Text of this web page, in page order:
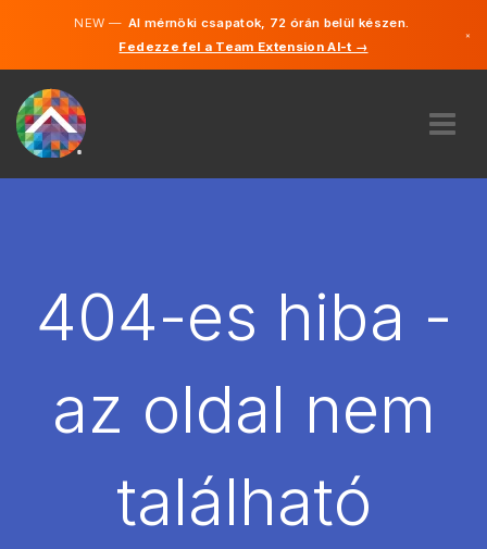
NEW —AI mérnöki csapatok, 72 órán belül készen.
Fedezze fel a Team Extension AI-t →
×
BÉREL
404-es hiba -
az oldal nem
található